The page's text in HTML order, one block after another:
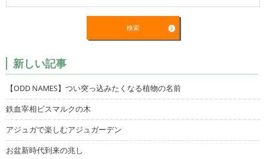
新しい記事
【ODD NAMES】つい突っ込みたくなる植物の名前
鉄血宰相ビスマルクの木
アジュガで楽しむアジュガーデン
お盆新時代到来の兆し